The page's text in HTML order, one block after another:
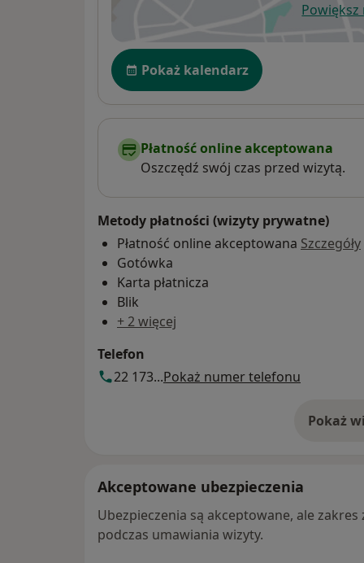
komfortu kobiet w każdym wieku
Powiększ
Dostępność
Pokaż kalendarz
Płatność online akceptowana
Oszczędź swój czas przed wizytą.
Metody płatności (wizyty prywatne)
Płatność online akceptowana Szczegóły
Gotówka
Karta płatnicza
Blik
+ 2 więcej
Telefon
22 173...Pokaż numer telefonu
Pokażo
Akceptowane ubezpieczenia
Ubezpieczenia są akceptowane, ale
podczas umawiania wizyty.